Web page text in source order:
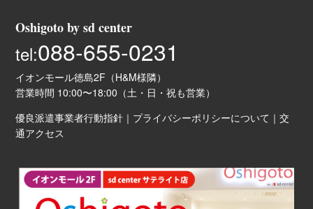
Oshigoto by sd center
tel:088-655-0231
イオンモール徳島2F（H&M様隣）
営業時間 10:00〜18:00（土・日・祝も営業）
優良派遣事業者行動指針 ｜ プライバシーポリシーについて ｜交
通アクセス